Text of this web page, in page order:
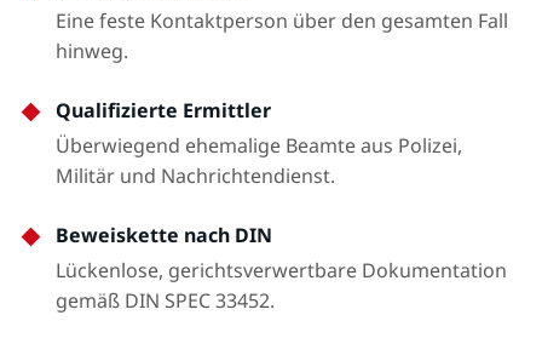
Eine feste Kontaktperson über den gesamten Fall
hinweg.
Qualifizierte Ermittler
Überwiegend ehemalige Beamte aus Polizei,
Militär und Nachrichtendienst.
Beweiskette nach DIN
Lückenlose, gerichtsverwertbare Dokumentation
gemäß DIN SPEC 33452.